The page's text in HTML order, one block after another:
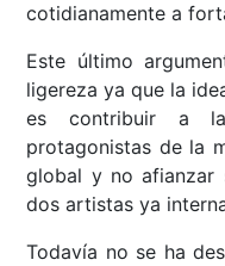
cotidianamente a
Este último
ligereza ya que la
es contribuir a
protagonistas de la
global y no afianzar
dos artistas ya
Todavía no se ha